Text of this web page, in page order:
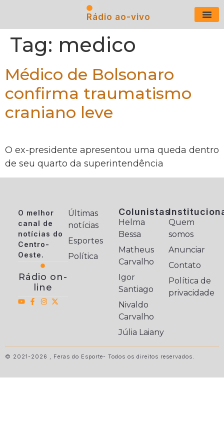
Rádio ao-vivo
Tag: medico
Médico de Bolsonaro
confirma traumatismo
craniano leve
O ex-presidente apresentou uma queda dentro
de seu quarto da superintendência
O melhor
canal de
notícias do
Centro-
Oeste.
Rádio on-
line
Últimas
notícias
Esportes
Política
Colunistas
Helma
Bessa
Matheus
Carvalho
Igor
Santiago
Nivaldo
Carvalho
Júlia Laiany
Quem
somos
Anunciar
Contato
Política de
privacidade
© 2021-2026 , Feras do Esporte- Todos os direitos reservados.